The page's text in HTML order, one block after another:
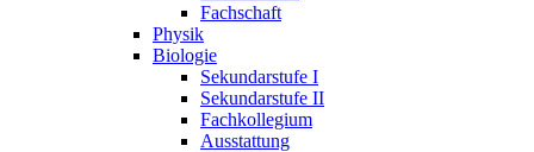
Fachschaft
Physik
Biologie
Sekundarstufe I
Sekundarstufe II
Fachkollegium
Ausstattung